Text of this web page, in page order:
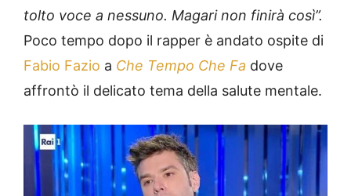
tolto voce a nessuno. Magari non finirà così”.
Poco tempo dopo il rapper è andato ospite di
Fabio Fazio a Che Tempo Che Fa dove
affrontò il delicato tema della salute mentale.